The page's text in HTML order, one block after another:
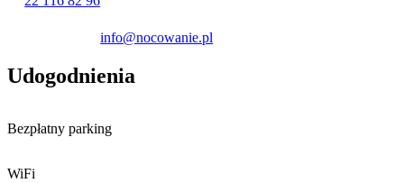
aktywnego spędzania czasu mogą wybrać się do Parku Linowego
info@nocowanie.pl
Udogodnienia
Bezpłatny parking
WiFi